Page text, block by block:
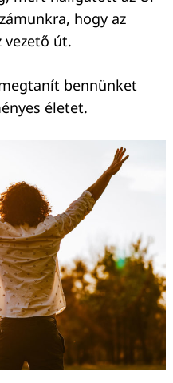
hogy az
vezető út.
bennünket
életet.